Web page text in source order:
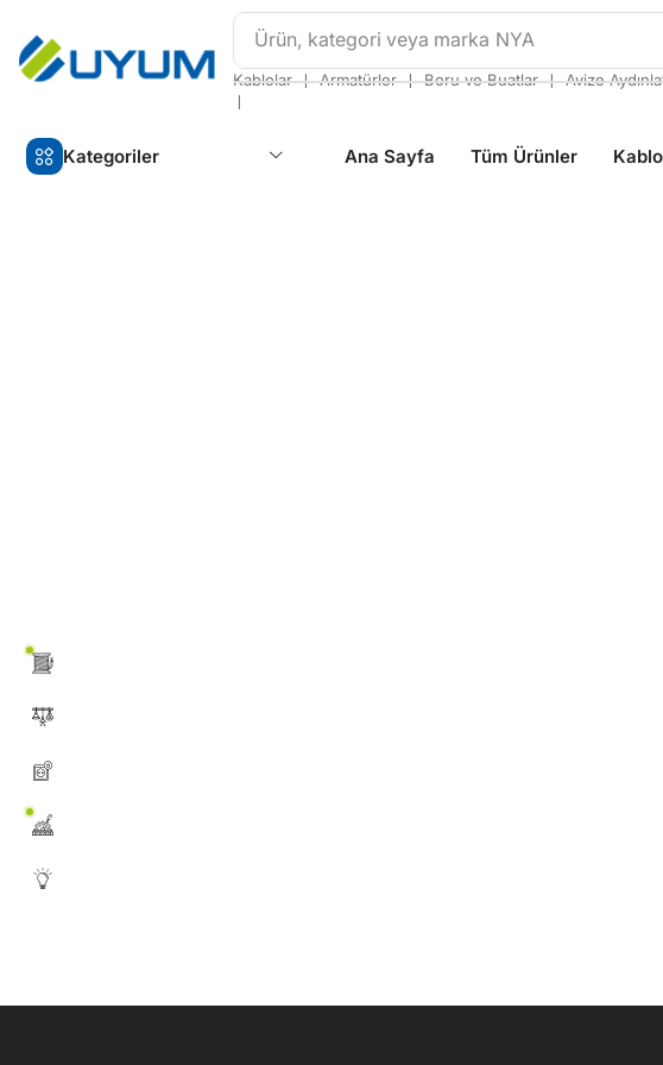
Ürün, kategori veya marka NYA
Kablolar ❘ Armatürler ❘ Boru ve Buatlar ❘ Avize
❘
Kategoriler Ana Sayfa Tüm Ürünler